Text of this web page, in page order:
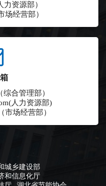
力资源部）
场经营部）
合管理部）
人力资源部)
市场经营部）
城乡建设部
和信息化厅